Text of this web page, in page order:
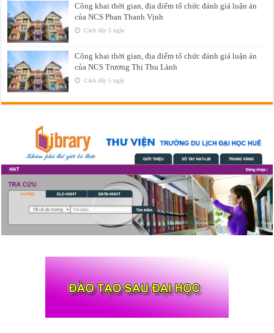
Công khai thời gian, địa điểm tổ chức đánh giá luận án
của NCS Phan Thanh Vịnh
Cách đây 5 ngày
Công khai thời gian, địa điểm tổ chức đánh giá luận án
của NCS Trương Thị Thu Lành
Cách đây 5 ngày